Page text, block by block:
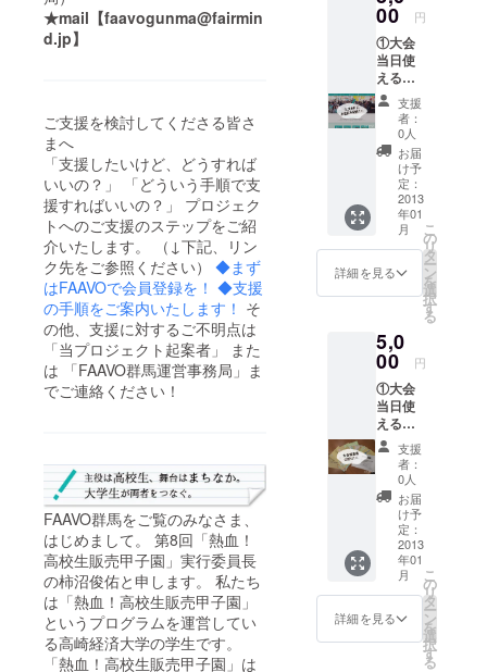
★mail【faavogunma@fairmin
d.jp】
ご支援を検討してくださる皆さ
まへ
「支援したいけど、どうすれば
いいの？」 「どういう手順で支
援すればいいの？」 プロジェク
トへのご支援のステップをご紹
介いたします。 （↓下記、リン
ク先をご参照ください） ◆まず
はFAAVOで会員登録を！ ◆支援
の手順をご案内いたします！ そ
の他、支援に対するご不明点は
「当プロジェクト起案者」 また
は 「FAAVO群馬運営事務局」ま
でご連絡ください！
FAAVO群馬をご覧のみなさま、
はじめまして。 第8回「熱血！
高校生販売甲子園」実行委員長
の柿沼俊佑と申します。 私たち
は「熱血！高校生販売甲子園」
というプログラムを運営してい
る高崎経済大学の学生です。
「熱血！高校生販売甲子園」は
甲子園は全
国大会とし
て、四国・
九州など遠
方からの高
校チームを
お呼びして
高校生が商
品を考え
て、競っ
て、売っ
決める販売
を切り口に
した大会で
高崎えびす
講市に合わ
せて、11月
21日、22日
の2日間開催
ですので、
ぜひ足を運
い！
00 円
①大会
当日使
える商
品券300
円分 ②
感謝！
の気持
ちを込
て。。
サイト
と報告
書にお
名前記
載（任
意）
支援
者：
0人
お届
け予
定：
2013
年01
月
詳細を見る
こ
の
リ
タ
ー
ン
を
選
択
す
る
5,0
00 円
①大会
当日使
える商
品券500
円分 ②
感謝！
の気持
ちを込
て。。
サイト
と報告
書にお
名前記
載（任
意） ③
支援
者：
0人
お届
け予
定：
2013
年01
月
詳細を見る
こ
の
リ
タ
ー
ン
を
選
択
す
る